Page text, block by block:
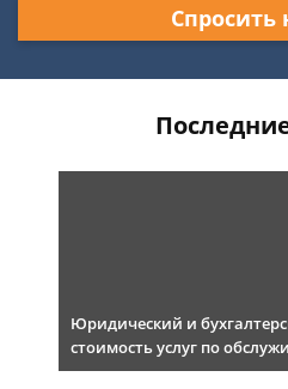
Спросить
Юридический и
стоимость услуг по